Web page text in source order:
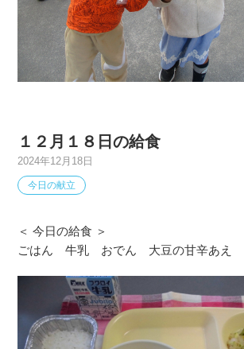
１２月１８日の給食
2024年12月18日
今日の献立
＜ 今日の給食 ＞
ごはん 牛乳 おでん 大豆の甘辛あえ